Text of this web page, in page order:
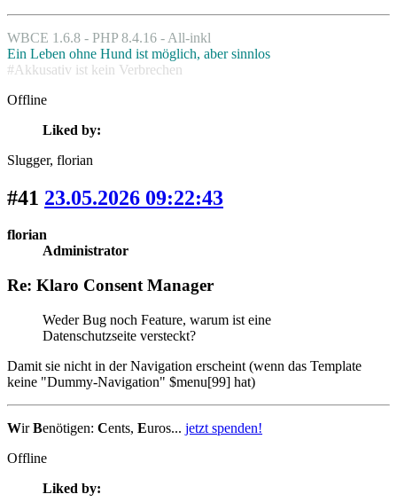
WBCE 1.6.8 - PHP 8.4.16 - All-inkl
Ein Leben ohne Hund ist möglich, aber sinnlos
#Akkusativ ist kein Verbrechen
Offline
Liked by:
Slugger, florian
#41 23.05.2026 09:22:43
florian
Administrator
Re: Klaro Consent Manager
Weder Bug noch Feature, warum ist eine
Datenschutzseite versteckt?
Damit sie nicht in der Navigation erscheint (wenn das Template
keine "Dummy-Navigation" $menu[99] hat)
WirBenötigen: Cents, Euros... jetzt spenden!
Offline
Liked by: